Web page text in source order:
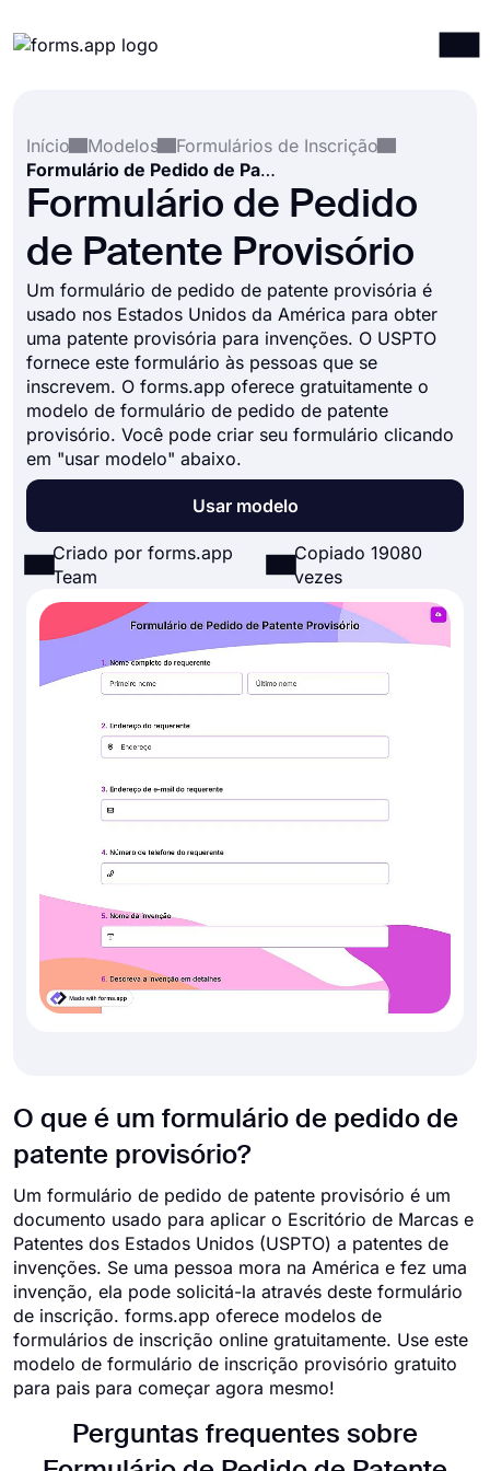
Integrações
Modelos
Recursos
Início
Modelos
Formulários de Inscrição
Formulário de Pedido de Patente Provisório
Formulário de Pedido
de Patente Provisório
Um formulário de pedido de patente provisória é
usado nos Estados Unidos da América para obter
uma patente provisória para invenções. O USPTO
fornece este formulário às pessoas que se
inscrevem. O forms.app oferece gratuitamente o
modelo de formulário de pedido de patente
provisório. Você pode criar seu formulário clicando
em "usar modelo" abaixo.
Usar modelo
Criado por forms.app
Team
Copiado 19080
vezes
O que é um formulário de pedido de
patente provisório?
Um formulário de pedido de patente provisório é um
documento usado para aplicar o Escritório de Marcas e
Patentes dos Estados Unidos (USPTO) a patentes de
invenções. Se uma pessoa mora na América e fez uma
invenção, ela pode solicitá-la através deste formulário
de inscrição. forms.app oferece modelos de
formulários de inscrição online gratuitamente. Use este
modelo de formulário de inscrição provisório gratuito
para pais para começar agora mesmo!
Perguntas frequentes sobre